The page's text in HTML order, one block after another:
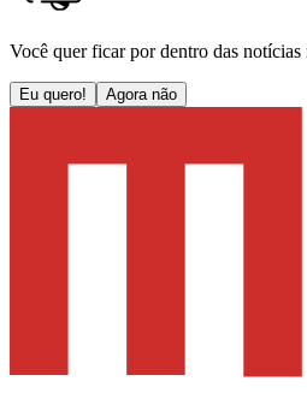
Você quer ficar por dentro das notícias
Eu quero! Agora não